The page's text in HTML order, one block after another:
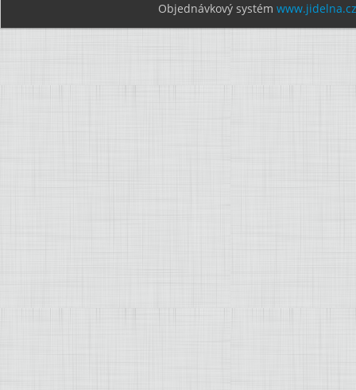
Objednávkový systém www.jidelna.cz